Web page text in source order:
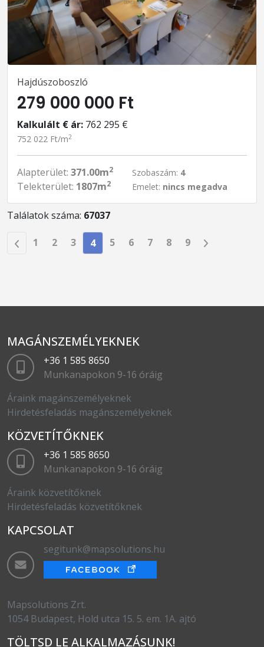
Hajdúszoboszló
279 000 000 Ft
Kalkulált € ár: 762 295 €
752 022 Ft/m2
Alapterület: 371.00m2
Telekterület: 1807m2
Szobaszám: 4
Emelet: nincs megadva
Találatok száma: 67037
1 2 3 4 5 6 7 8 9
MAGÁNSZEMÉLYEKNEK
+36 1 585 8650
Munkanapokon 9-16 óráig
Áraink magánszemélyeknek
Hirdetésfeladás magánszemélyeknek
KÖZVETÍTŐKNEK
+36 1 585 8650
Munkanapokon 9-16 óráig
Áraink közvetítőknek
Hirdetésfeladás közvetítőknek
KAPCSOLAT
segitunk@mapsolutions.hu
Mapsolutions Zrt.
1054 Budapest, Hold utca 15. 5. em. 1A. ajtó
TÖLTSD LE ALKALMAZÁSUNK!